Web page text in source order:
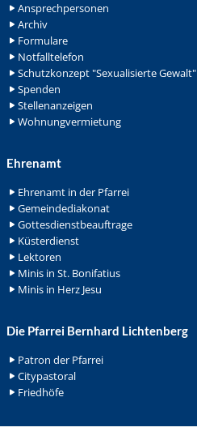
Ansprechpersonen
Archiv
Formulare
Notfalltelefon
Schutzkonzept "Sexualisierte Gewalt"
Spenden
Stellenanzeigen
Wohnungvermietung
Ehrenamt
Ehrenamt in der Pfarrei
Gemeindediakonat
Gottesdienstbeauftrage
Küsterdienst
Lektoren
Minis in St. Bonifatius
Minis in Herz Jesu
Die Pfarrei Bernhard Lichtenberg
Patron der Pfarrei
Citypastoral
Friedhöfe